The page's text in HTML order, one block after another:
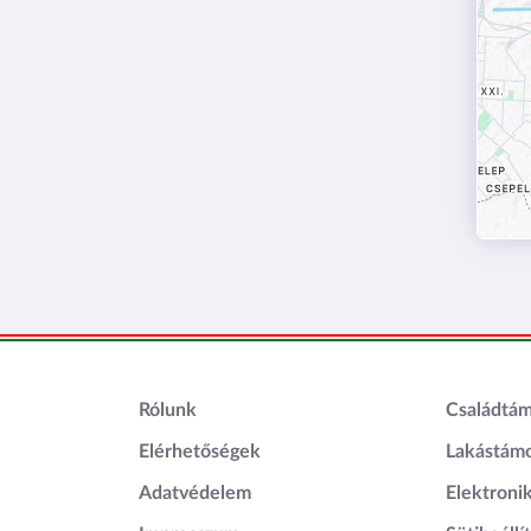
Lábléc1
Rólunk
Elérhetőségek
Adatvédelem